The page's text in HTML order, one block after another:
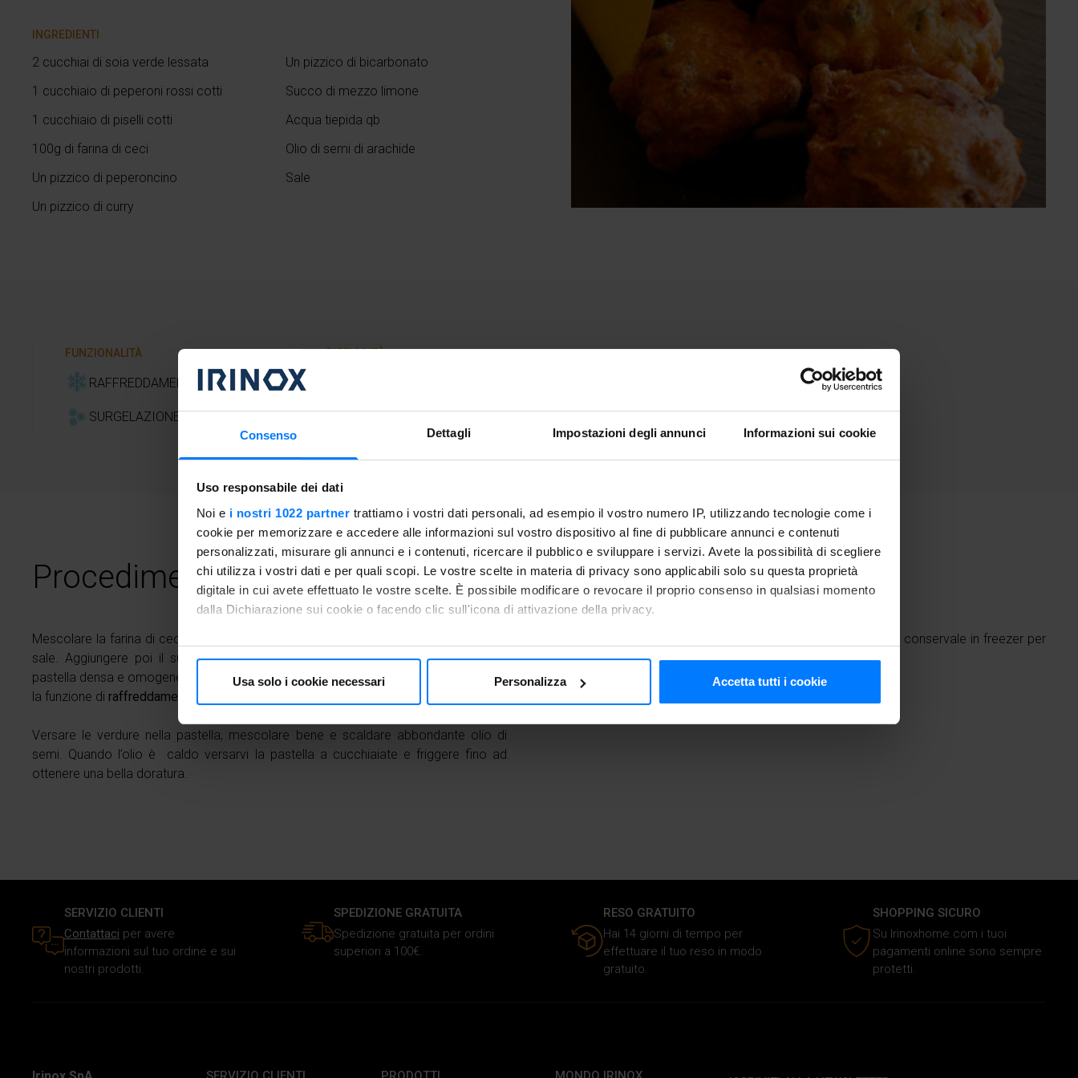
Consenso Dettagli Impostazioni degli annunci Informazioni sui cookie
Uso responsabile dei dati
Noi e i nostri 1022 partner trattiamo i vostri dati personali, ad esempio il vostro numero IP, utilizzando tecnologie come i
cookie per memorizzare e accedere alle informazioni sul vostro dispositivo al fine di pubblicare annunci e contenuti
personalizzati, misurare gli annunci e i contenuti, ricercare il pubblico e sviluppare i servizi. Avete la possibilità di scegliere
chi utilizza i vostri dati e per quali scopi. Le vostre scelte in materia di privacy sono applicabili solo su questa proprietà
digitale in cui avete effettuato le vostre scelte. È possibile modificare o revocare il proprio consenso in qualsiasi momento
dalla Dichiarazione sui cookie o facendo clic sull'icona di attivazione della privacy.
Con il tuo consenso, vorremmo anche:
Identificare il tuo dispositivo, scansionandolo attivamente alla ricerca di caratteristiche specifiche (impronte digitali).
modificare o ritirare il tuo consenso in qualsiasi momento dalla Dichiarazione sui cookie.
Usa solo i cookie necessari Personalizza Accetta tutti i cookie
INGREDIENTI
2 cucchiai di soia verde lessata
1 cucchiaio di peperoni rossi cotti
1 cucchiaio di piselli cotti
100g di farina di ceci
Un pizzico di peperoncino
Un pizzico di curry
Un pizzico di bicarbonato
Succo di mezzo limone
Acqua tiepida qb
Olio di semi di arachide
Sale
FUNZIONALITÀ
RAFFREDDAMENTO RAPIDO
SURGELAZIONE
DIFFICOLTÀ
Procedimento
Mescolare la farina di ceci con il bicarbonato, il peperoncino, il curry e un pizzico di
sale. Aggiungere poi il succo del limone e l’acqua necessaria per ottenere una
pastella densa e omogenea. Mescolare bene e lasciare riposare nell’abbattitore con
la funzione di raffreddamento rapido
Versare le verdure nella pastella, mescolare bene e scaldare abbondante olio di
semi. Quando l’olio è caldo versarvi la pastella a cucchiaiate e friggere fino ad
ottenere una bella doratura.
Suggerimenti
Puoi surgelare le frittelle con la funzione di surgelazione, e conservale in freezer per
diversi mesi!
SERVIZIO CLIENTI
Contattaci per avere
informazioni sul tuo ordine e sui
nostri prodotti.
SPEDIZIONE GRATUITA
Spedizione gratuita per ordini
superiori a 100€.
RESO GRATUITO
Hai 14 giorni di tempo per
effettuare il tuo reso in modo
gratuito.
SHOPPING SICURO
Su Irinoxhome.com i tuoi
pagamenti online sono sempre
protetti.